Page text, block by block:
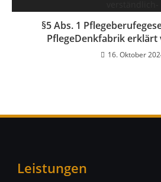
§5 Abs. 1
PflegeDenkfabrik erklärt
16. Oktober
Leistungen